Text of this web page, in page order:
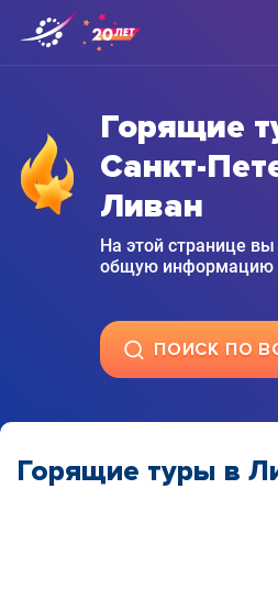
Горящие
Санкт-
Ливан
На этой странице
общую информацию
ПОИСК ПО
Горящие туры в